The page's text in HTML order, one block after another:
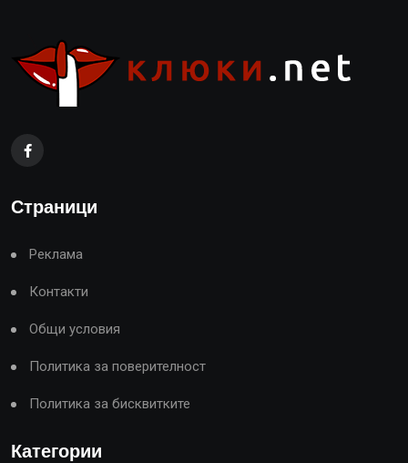
Страници
Реклама
Контакти
Общи условия
Политика за поверителност
Политика за бисквитките
Категории